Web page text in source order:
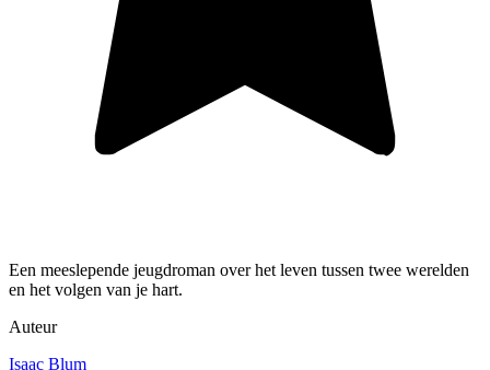
Een meeslepende jeugdroman over het leven tussen twee werelden
en het volgen van je hart.
Auteur
Isaac Blum